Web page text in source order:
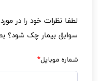
لطفا نظرات خود را در مورد
سوابق بیمار چک شود؟
شماره موبایل*